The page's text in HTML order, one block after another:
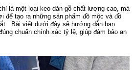
là một loại keo dán gỗ chất lượng cao, mà
để tạo ra những sản phẩm đồ mộc và đồ
Bài viết dưới đây sẽ hướng dẫn bạn
chuẩn chính xác tỷ lệ, giúp đảm bảo an